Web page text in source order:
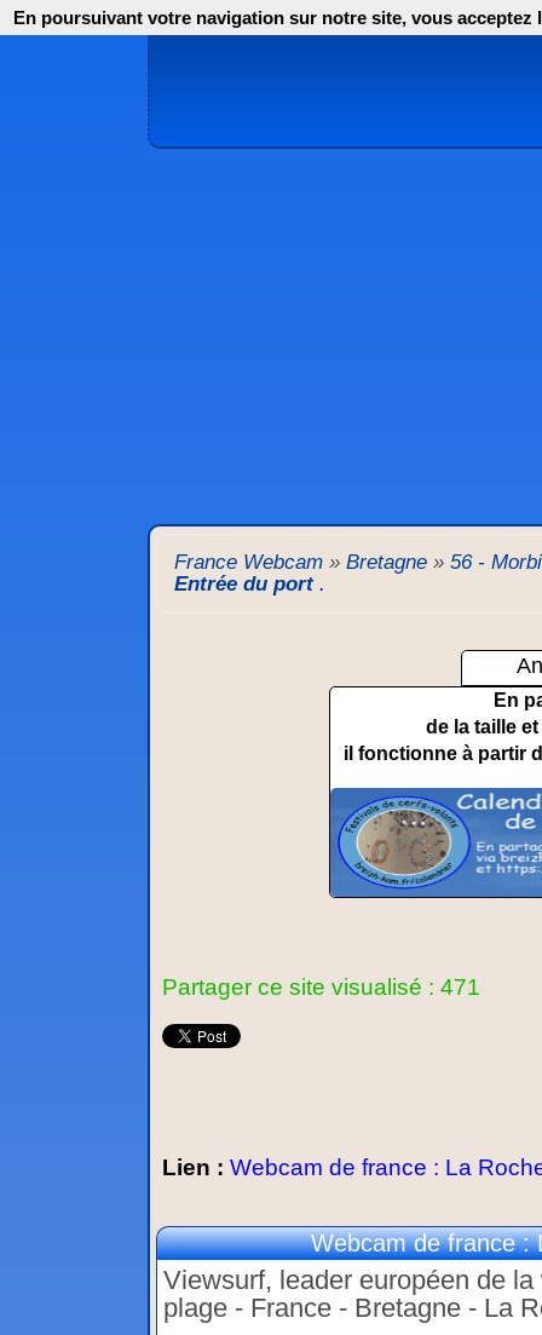
France Webcam » Bretagne » 56 -
Entrée du port .
En
de la taille
il fonctionne à partir
Partager ce site visualisé : 471
Lien : Webcam de france : La
Webcam de france :
Viewsurf, leader européen de
plage - France - Bretagne - La
En poursuivant votre navigation sur notre site, vous